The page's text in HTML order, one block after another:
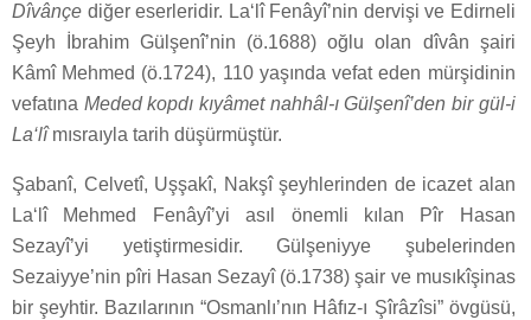
Dîvânçe diğer eserleridir. La‘lî Fenâyî’nin dervişi ve Edirneli
Şeyh İbrahim Gülşenî’nin (ö.1688) oğlu olan dîvân şairi
Kâmî Mehmed (ö.1724), 110 yaşında vefat eden mürşidinin
vefatına Meded kopdı kıyâmet nahhâl-ı Gülşenî’den bir gül-i
La‘lîmısraıyla tarih düşürmüştür.
Şabanî, Celvetî, Uşşakî, Nakşî şeyhlerinden de icazet alan
La‘lî Mehmed Fenâyî’yi asıl önemli kılan Pîr Hasan
Sezayî’yi yetiştirmesidir. Gülşeniyye şubelerinden
Sezaiyye’nin pîri Hasan Sezayî (ö.1738) şair ve musıkîşinas
bir şeyhtir. Bazılarının “Osmanlı’nın Hâfız-ı Şîrâzîsi” övgüsü,